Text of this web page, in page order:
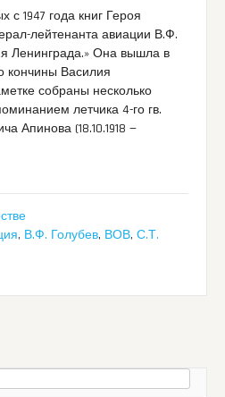
с 1947 года книг Героя
лейтенанта авиации В.Ф.
Ленинграда.» Она вышла в
кончины Василия
собраны несколько
летчика 4-го гв.
Апинова (18.10.1918 —
, В.Ф. Голубев, ВОВ,С.Т.